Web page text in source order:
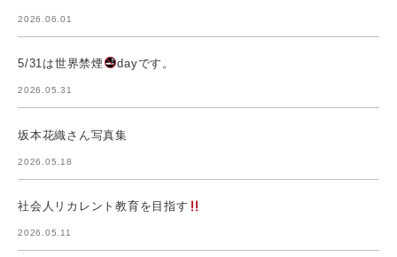
2026.06.01
5/31は世界禁煙 dayです。
2026.05.31
坂本花織さん写真集
2026.05.18
社会人リカレント教育を目指す
2026.05.11